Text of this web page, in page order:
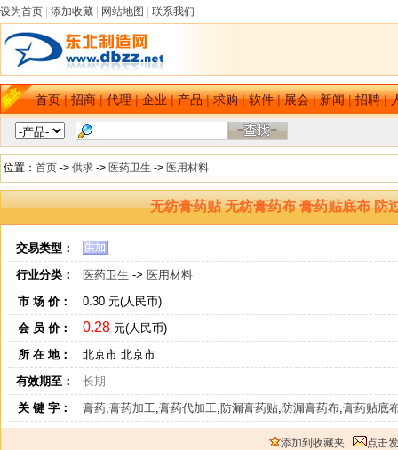
设为首页 添加收藏 网站地图 联系我们
首页|招商|代理|企业|产品|求购|软件|展会|新闻|招聘|
位置： 首页 -> 供求 -> 医药卫生 -> 医用材料
无纺膏药贴 无纺膏药布 膏药贴底布 防
交易类型：
行业分类：
医药卫生 -> 医用材料
市 场 价：
0.30 元(人民币)
会 员 价：
0.28 元(人民币)
所 在 地：
北京市 北京市
有效期至：
长期
关 键 字：
膏药,膏药加工,膏药代加工,防漏膏药贴,防漏膏药布,膏药贴底
添加到收藏夹 点击